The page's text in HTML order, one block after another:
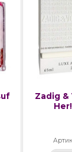
Zadig &